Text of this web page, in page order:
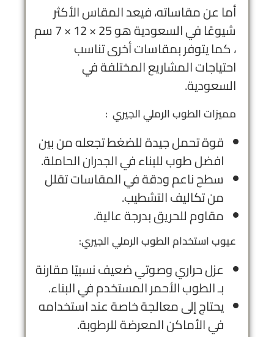
أما عن مقاساته، فيعد المقاس الأكثر
شيوعًا في السعودية هو 25 × 12 × 7 سم
، كما يتوفر بمقاسات أخرى تناسب
احتياجات المشاريع المختلفة في
السعودية.
مميزات الطوب الرملي الجيري :
قوة تحمل جيدة للضغط تجعله من بين
افضل طوب للبناء في الجدران الحاملة.
سطح ناعم ودقة في المقاسات تقلل
من تكاليف التشطيب.
مقاوم للحريق بدرجة عالية.
عيوب استخدام الطوب الرملي الجيري:
عزل حراري وصوتي ضعيف نسبيًا مقارنة
بـ الطوب الأحمر المستخدم في البناء.
يحتاج إلى معالجة خاصة عند استخدامه
في الأماكن المعرضة للرطوبة.